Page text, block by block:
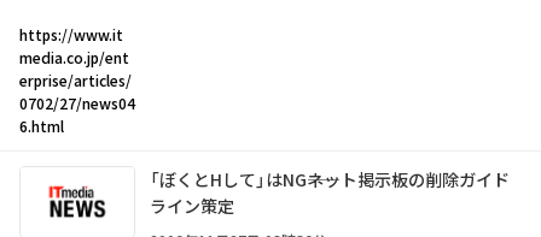
https://www.it
media.co.jp/ent
erprise/articles/
0702/27/news04
6.html
「ぼくとHして」はNG――ネット掲示板の削除ガイド
ライン策定